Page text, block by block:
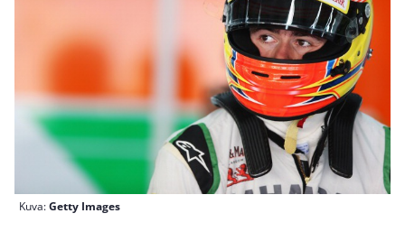
Kuva:Getty Images